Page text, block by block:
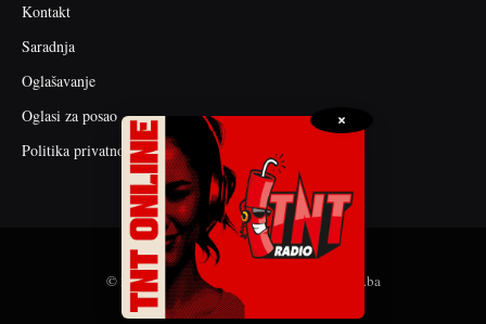
Kontakt
Saradnja
Oglašavanje
Oglasi za posao
Politika privatnosti
© 2026 web dizajn i seo optimizacija by tnt.ba
×